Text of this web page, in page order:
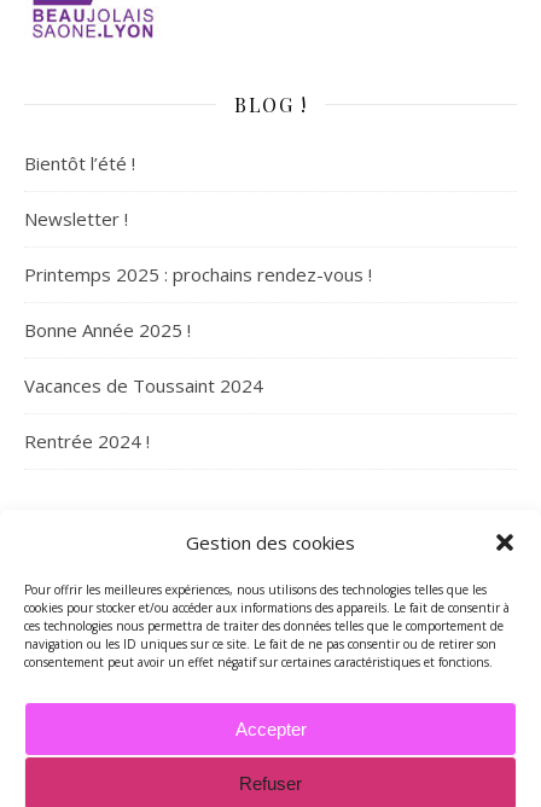
Gestion des cookies
Pour offrir les meilleures expériences, nous utilisons des technologies telles que les
cookies pour stocker et/ou accéder aux informations des appareils. Le fait de consentir à
ces technologies nous permettra de traiter des données telles que le comportement de
navigation ou les ID uniques sur ce site. Le fait de ne pas consentir ou de retirer son
consentement peut avoir un effet négatif sur certaines caractéristiques et fonctions.
Accepter
Refuser
BLOG !
Bientôt l’été !
Newsletter !
Printemps 2025 : prochains rendez-vous !
Bonne Année 2025 !
Vacances de Toussaint 2024
Rentrée 2024 !
ARCHIVES
Archives
2026 - Tous droits réservés - Merci de contacter Marie-Maguelone